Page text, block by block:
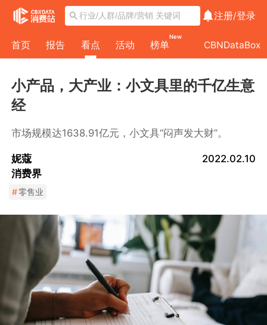
注册/登录
首页 报告 看点 活动 榜单
New
CBNDataBox
小产品，大产业：小文具里的千亿生意
经
市场规模达1638.91亿元，小文具“闷声发大财”。
妮蔻
消费界
2022.02.10
#零售业